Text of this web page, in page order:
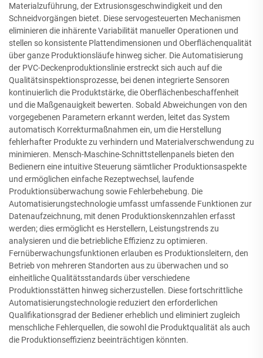
Materialzuführung, der Extrusionsgeschwindigkeit und den
Schneidvorgängen bietet. Diese servogesteuerten Mechanismen
eliminieren die inhärente Variabilität manueller Operationen und
stellen so konsistente Plattendimensionen und Oberflächenqualität
über ganze Produktionsläufe hinweg sicher. Die Automatisierung
der PVC-Deckenproduktionslinie erstreckt sich auch auf die
Qualitätsinspektionsprozesse, bei denen integrierte Sensoren
kontinuierlich die Produktstärke, die Oberflächenbeschaffenheit
und die Maßgenauigkeit bewerten. Sobald Abweichungen von den
vorgegebenen Parametern erkannt werden, leitet das System
automatisch Korrekturmaßnahmen ein, um die Herstellung
fehlerhafter Produkte zu verhindern und Materialverschwendung zu
minimieren. Mensch-Maschine-Schnittstellenpanels bieten den
Bedienern eine intuitive Steuerung sämtlicher Produktionsaspekte
und ermöglichen einfache Rezeptwechsel, laufende
Produktionsüberwachung sowie Fehlerbehebung. Die
Automatisierungstechnologie umfasst umfassende Funktionen zur
Datenaufzeichnung, mit denen Produktionskennzahlen erfasst
werden; dies ermöglicht es Herstellern, Leistungstrends zu
analysieren und die betriebliche Effizienz zu optimieren.
Fernüberwachungsfunktionen erlauben es Produktionsleitern, den
Betrieb von mehreren Standorten aus zu überwachen und so
einheitliche Qualitätsstandards über verschiedene
Produktionsstätten hinweg sicherzustellen. Diese fortschrittliche
Automatisierungstechnologie reduziert den erforderlichen
Qualifikationsgrad der Bediener erheblich und eliminiert zugleich
menschliche Fehlerquellen, die sowohl die Produktqualität als auch
die Produktionseffizienz beeinträchtigen könnten.